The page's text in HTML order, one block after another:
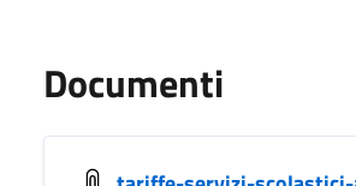
Documenti